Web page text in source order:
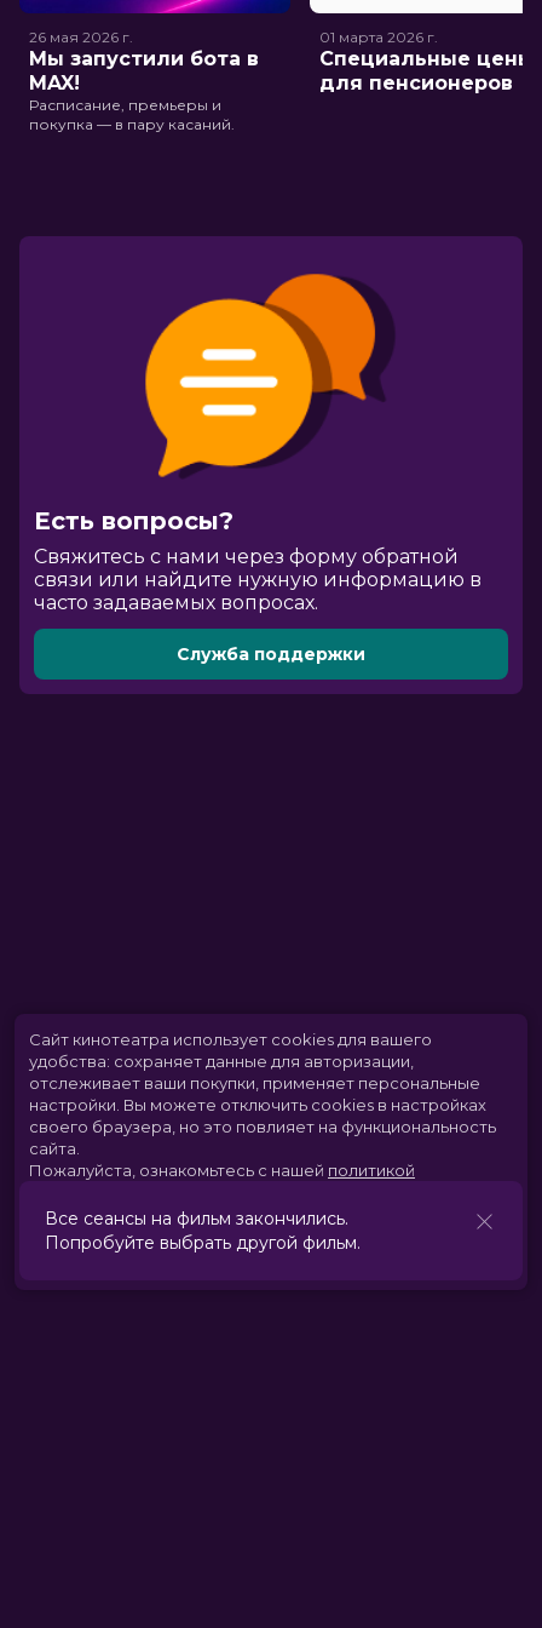
26 мая 2026 г.
Мы запустили бота в
MAX!
Расписание, премьеры и
покупка — в пару касаний.
01 марта 2026 г.
Специальные цены
для пенсионеров
Есть вопросы?
Cвяжитесь с нами через форму обратной
связи или найдите нужную информацию в
часто задаваемых вопросах.
Служба поддержки
Все сеансы на фильм закончились.
Попробуйте выбрать другой фильм.
Сайт кинотеатра использует cookies для вашего
удобства: сохраняет данные для авторизации,
отслеживает ваши покупки, применяет персональные
настройки. Вы можете отключить cookies в настройках
своего браузера, но это повлияет на функциональность
сайта.
Пожалуйста, ознакомьтесь с нашей политикой
Принять